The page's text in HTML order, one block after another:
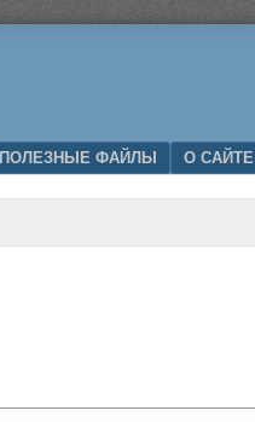
ПОЛЕЗНЫЕ ФАЙЛЫ О САЙТЕ